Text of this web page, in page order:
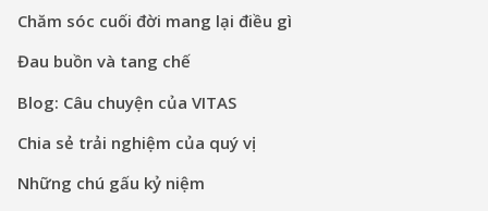
Chăm sóc cuối đời mang lại điều gì
Đau buồn và tang chế
Blog: Câu chuyện của VITAS
Chia sẻ trải nghiệm của quý vị
Những chú gấu kỷ niệm